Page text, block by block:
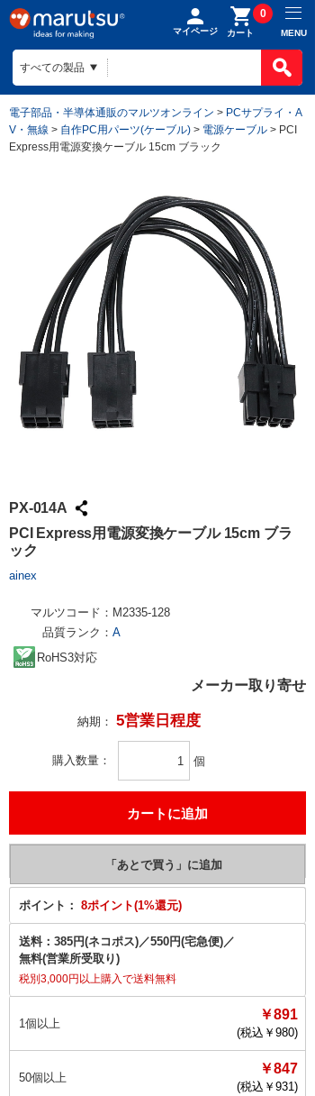
マイページ カート
0
MENU
電子部品・半導体通販のマルツオンライン > PCサプライ・A
V・無線 > 自作PC用パーツ(ケーブル) > 電源ケーブル > PCI
Express用電源変換ケーブル 15cm ブラック
PX-014A
PCI Express用電源変換ケーブル 15cm ブラ
ック
ainex
マルツコード： M2335-128
品質ランク： A
RoHS3対応
メーカー取り寄せ
納期： 5営業日程度
購入数量 個
ポイント： 8ポイント(1%還元)
送料： 385円(ネコポス)／550円(宅急便)／
無料(営業所受取り)
税別3,000円以上購入で送料無料
1個以上
￥891
(税込￥ 980)
50個以上
￥847
(税込￥ 931)